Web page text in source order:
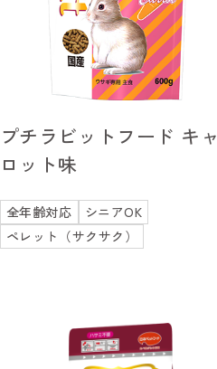
プチラビットフード キャ
ロット味
全年齢対応
シニアOK
ペレット（サクサク）